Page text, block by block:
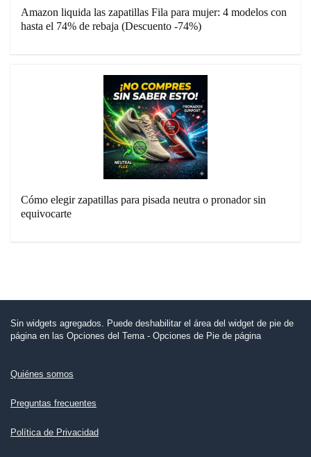
Amazon liquida las zapatillas Fila para mujer: 4 modelos con
hasta el 74% de rebaja (Descuento -74%)
Cómo elegir zapatillas para pisada neutra o pronador sin
equivocarte
Sin widgets agregados. Puede deshabilitar el área del widget de pie de
página en las Opciones del Tema - Opciones de Pie de página
Quiénes somos
Preguntas frecuentes
Política de Privacidad